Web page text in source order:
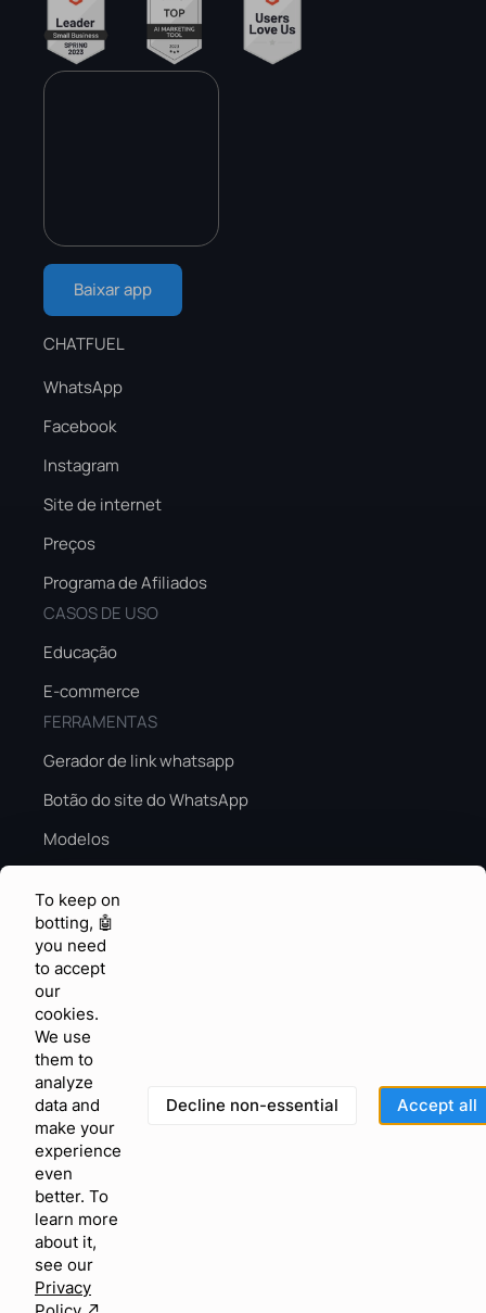
Baixar app
CHATFUEL
WhatsApp
Facebook
Instagram
Site de internet
Preços
Programa de Afiliados
CASOS DE USO
Educação
E-commerce
FERRAMENTAS
Gerador de link whatsapp
Botão do site do WhatsApp
Modelos
Alta temporada de IA
CONHECIMENTO E FEEDBACK
Centro de ajuda
Comunidade
Solicitações de recursos
Blog
Glossary
Status
Termos de Uso
Política de Privacidade
GDPR
To keep on
botting, 🤖
you need
to accept
our
cookies.
We use
them to
analyze
data and
make your
experience
even
better. To
learn more
about it,
see our
Privacy
Decline non-essential Accept all